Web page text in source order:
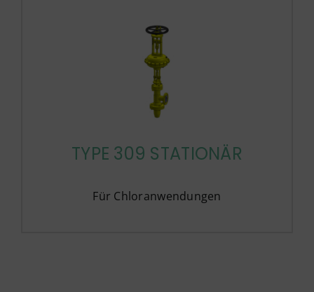
TYPE 309 STATIONÄR
Für Chloranwendungen